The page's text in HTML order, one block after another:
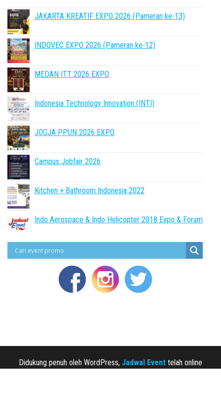
JAKARTA KREATIF EXPO 2026 (Pameran ke-13)
INDOVEC EXPO 2026 (Pameran ke-12)
MEDAN ITT 2026 EXPO
Indonesia Technology Innovation (INTI)
JOGJA PPUN 2026 EXPO
Campus Jobfair 2026
Kitchen + Bathroom Indonesia 2022
Indo Aerospace & Indo Helicopter 2018 Expo & Forum
Didukung penuh oleh WordPress, Jadwal Event telah online